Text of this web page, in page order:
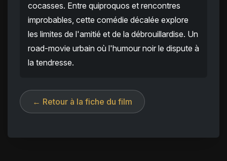
cocasses. Entre quiproquos et rencontres
improbables, cette comédie décalée explore
les limites de l'amitié et de la débrouillardise. Un
road-movie urbain où l'humour noir le dispute à
la tendresse.
← Retour à la fiche du film